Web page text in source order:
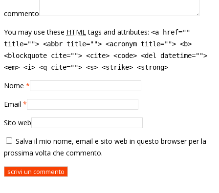
commento
You may use these HTML tags and attributes: <a href=""
title=""> <abbr title=""> <acronym title=""> <b>
<blockquote cite=""> <cite> <code> <del datetime="">
<em> <i> <q cite=""> <s> <strike> <strong>
Nome *
Email *
Sito web
Salva il mio nome, email e sito web in questo browser per la
prossima volta che commento.